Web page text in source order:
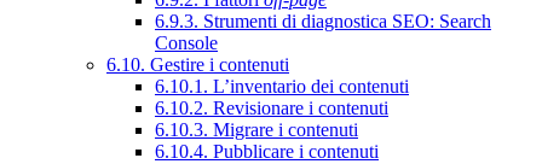
6.9.3. Strumenti di diagnostica SEO: Search
Console
6.10. Gestire i contenuti
6.10.1. L’inventario dei contenuti
6.10.2. Revisionare i contenuti
6.10.3. Migrare i contenuti
6.10.4. Pubblicare i contenuti